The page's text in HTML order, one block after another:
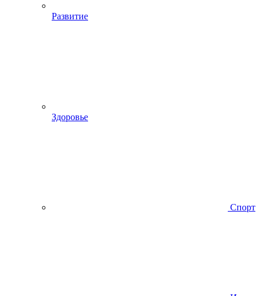
Развитие
Здоровье
Спорт